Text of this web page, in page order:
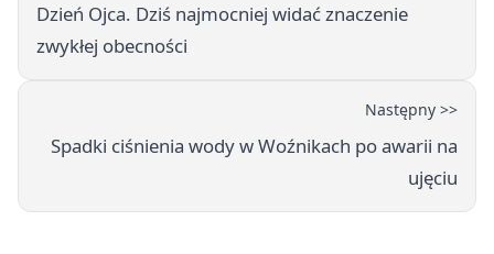
Dzień Ojca. Dziś najmocniej widać znaczenie
zwykłej obecności
Następny >>
Spadki ciśnienia wody w Woźnikach po awarii na
ujęciu